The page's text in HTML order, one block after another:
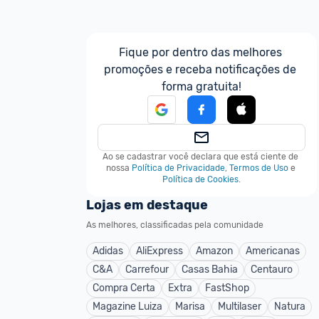
Fique por dentro das melhores
promoções e receba notificações de
forma gratuita!
Ao se cadastrar você declara que está ciente de
nossa Política de Privacidade, Termos de Uso e
Política de Cookies.
Lojas em destaque
As melhores, classificadas pela comunidade
Adidas AliExpress Amazon
Americanas
C&A
Carrefour Casas Bahia
Centauro
Compra Certa
Extra
FastShop
Magazine Luiza
Marisa Multilaser
Natura